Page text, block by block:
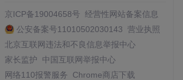
京ICP备19004658号 经营性网站备案信息
公安备案号11010502030143 营业执照
北京互联网违法和不良信息举报中心
家长监护
中国互联网举报中心
网络110报警服务
Chrome商店下载